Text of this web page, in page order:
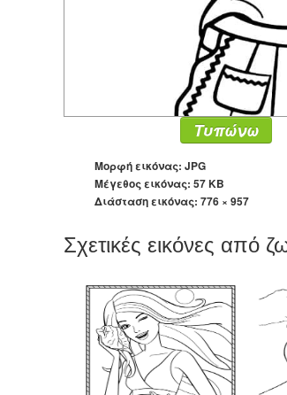
Τυπώνω
Μορφή εικόνας: JPG
Μέγεθος εικόνας: 57 KB
Διάσταση εικόνας: 776 × 957
Σχετικές εικόνες από